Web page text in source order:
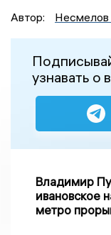
Автор:
узнавать о
Владимир
ивановское
метро